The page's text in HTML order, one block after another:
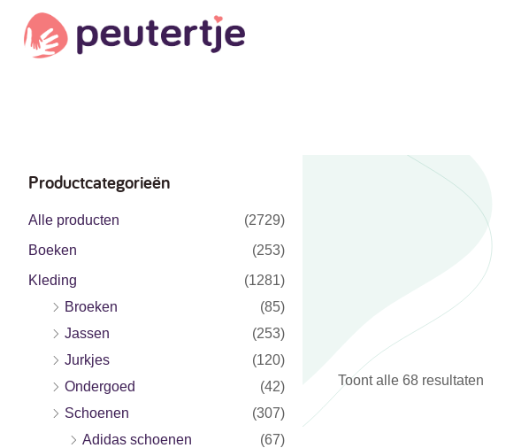
Productcategorieën
Alle producten
(2729)
Boeken
(253)
Kleding
(1281)
Broeken
(85)
Jassen
(253)
Jurkjes
(120)
Ondergoed
(42)
Schoenen
(307)
Adidas schoenen
(67)
Toont alle 68 resultaten